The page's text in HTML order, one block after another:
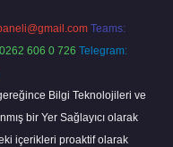
Teams:
606 0 726 Telegram:
Bilgi Teknolojileri ve
bir Yer Sağlayıcı olarak
içerikleri proaktif olarak